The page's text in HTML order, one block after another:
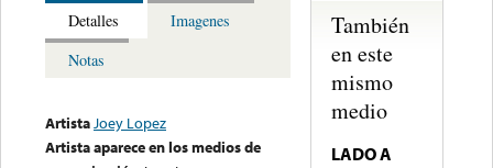
Detalles
Imagenes
Notas
ArtistaJoey Lopez
Artista aparece en los medios de
También
en este
mismo
medio
LADO A